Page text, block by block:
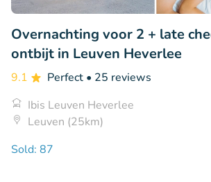
Overnachting voor 2 + late
ontbijt in Leuven Heverlee
9.1 Perfect • 25 reviews
Ibis Leuven Heverlee
Leuven (25km)
Sold: 87